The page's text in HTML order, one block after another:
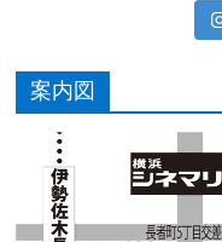
案内図